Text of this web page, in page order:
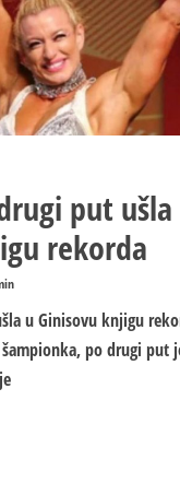
put ušla
rekorda
u Ginisovu knjigu
po drugi put